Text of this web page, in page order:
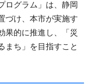
ログラム」は、静岡
づけ、本市が実施す
果的に推進し、「災
まち」を目指すこと